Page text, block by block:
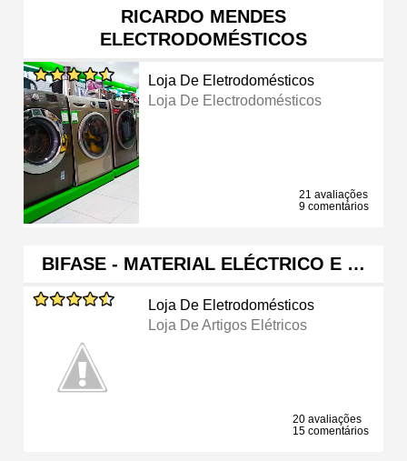
RICARDO MENDES
ELECTRODOMÉSTICOS
Loja De Eletrodomésticos
Loja De Electrodomésticos
21 avaliações
9 comentários
BIFASE - MATERIAL ELÉCTRICO E …
Loja De Eletrodomésticos
Loja De Artigos Elétricos
20 avaliações
15 comentários